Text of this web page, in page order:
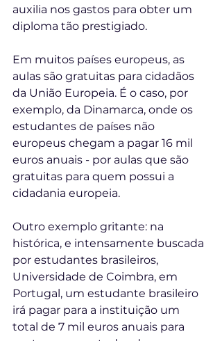
auxilia nos gastos para obter um
diploma tão prestigiado.
Em muitos países europeus, as
aulas são gratuitas para cidadãos
da União Europeia. É o caso, por
exemplo, da Dinamarca, onde os
estudantes de países não
europeus chegam a pagar 16 mil
euros anuais - por aulas que são
gratuitas para quem possui a
cidadania europeia.
Outro exemplo gritante: na
histórica, e intensamente buscada
por estudantes brasileiros,
Universidade de Coimbra, em
Portugal, um estudante brasileiro
irá pagar para a instituição um
total de 7 mil euros anuais para